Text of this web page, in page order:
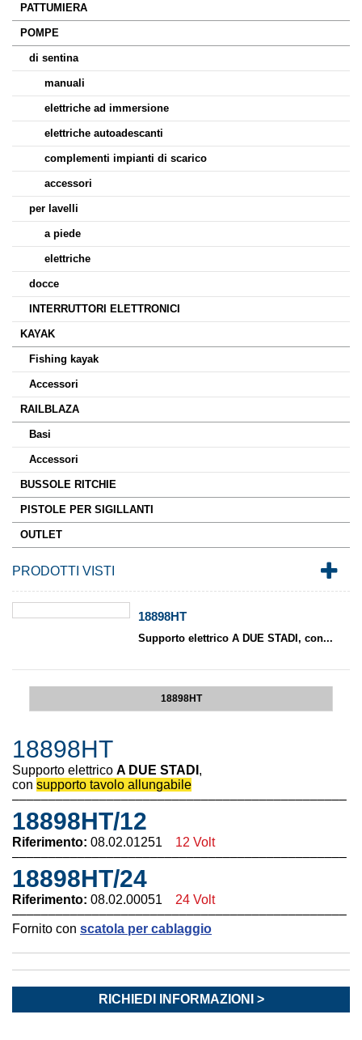
PATTUMIERA
POMPE
di sentina
manuali
elettriche ad immersione
elettriche autoadescanti
complementi impianti di scarico
accessori
per lavelli
a piede
elettriche
docce
INTERRUTTORI ELETTRONICI
KAYAK
Fishing kayak
Accessori
RAILBLAZA
Basi
Accessori
BUSSOLE RITCHIE
PISTOLE PER SIGILLANTI
OUTLET
PRODOTTI VISTI
18898HT
Supporto elettrico A DUE STADI, con...
18898HT
18898HT
Supporto elettrico A DUE STADI ,
con supporto tavolo allungabile
––––––––––––––––––––––––––––––––––––––––––––––
18898HT/12
Riferimento: 08.02.01251
12 Volt
––––––––––––––––––––––––––––––––––––––––––––––
18898HT/24
Riferimento: 08.02.00051
24 Volt
––––––––––––––––––––––––––––––––––––––––––––––
Fornito con scatola per cablaggio
RICHIEDI INFORMAZIONI >